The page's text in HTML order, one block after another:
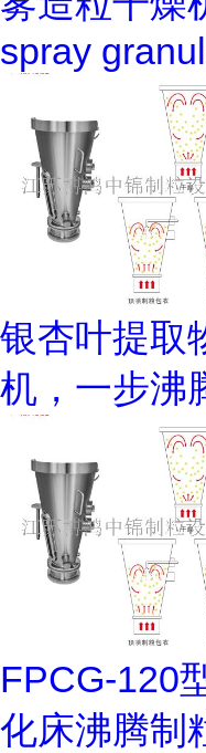
spray
银杏叶提取
机，一步沸
FPCG-120
化床沸腾制